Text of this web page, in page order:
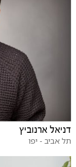
דניאל ארנוביץ
תל אביב - יפו